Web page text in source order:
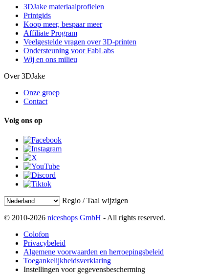
3DJake materiaalprofielen
Printgids
Koop meer, bespaar meer
Affiliate Program
Veelgestelde vragen over 3D-printen
Ondersteuning voor FabLabs
Wij en ons milieu
Over 3DJake
Onze groep
Contact
Volg ons op
Regio / Taal wijzigen
© 2010-2026 niceshops GmbH - All rights reserved.
Colofon
Privacybeleid
Algemene voorwaarden en herroepingsbeleid
Toegankelijkheidsverklaring
Instellingen voor gegevensbescherming